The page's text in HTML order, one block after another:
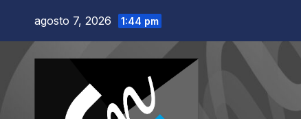
contenido
agosto 7, 2026 1:44 pm